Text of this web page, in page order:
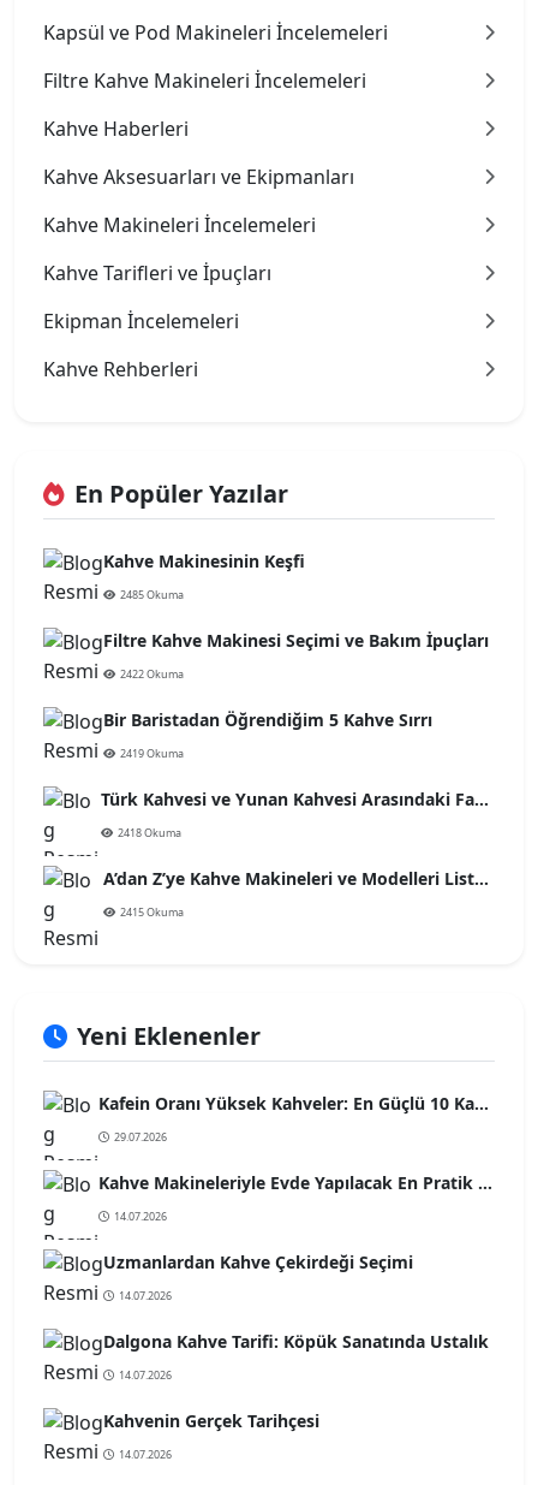
Kapsül ve Pod Makineleri İncelemeleri
Filtre Kahve Makineleri İncelemeleri
Kahve Haberleri
Kahve Aksesuarları ve Ekipmanları
Kahve Makineleri İncelemeleri
Kahve Tarifleri ve İpuçları
Ekipman İncelemeleri
Kahve Rehberleri
En Popüler Yazılar
Kahve Makinesinin Keşfi
2485 Okuma
Filtre Kahve Makinesi Seçimi ve Bakım İpuçları
2422 Okuma
Bir Baristadan Öğrendiğim 5 Kahve Sırrı
2419 Okuma
Türk Kahvesi ve Yunan Kahvesi Arasındaki Farklar
2418 Okuma
A’dan Z’ye Kahve Makineleri ve Modelleri Listesi
2415 Okuma
Yeni Eklenenler
Kafein Oranı Yüksek Kahveler: En Güçlü 10 Kahve Türü
29.07.2026
Kahve Makineleriyle Evde Yapılacak En Pratik Kahve Tarifleri
14.07.2026
Uzmanlardan Kahve Çekirdeği Seçimi
14.07.2026
Dalgona Kahve Tarifi: Köpük Sanatında Ustalık
14.07.2026
Kahvenin Gerçek Tarihçesi
14.07.2026